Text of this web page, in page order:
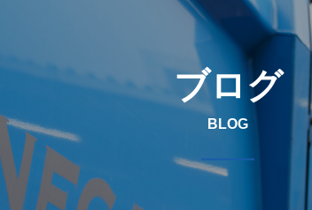
ブログ
BLOG